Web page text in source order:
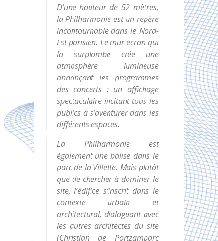
D’une hauteur de 52 mètres,
la Philharmonie est un repère
incontournable dans le Nord-
Est parisien. Le mur-écran qui
la surplombe crée une
atmosphère lumineuse
annonçant les programmes
des concerts : un affichage
spectaculaire incitant tous les
publics à s’aventurer dans les
différents espaces.
La Philharmonie est
également une balise dans le
parc de la Villette. Mais plutôt
que de chercher à dominer le
site, l’édifice s’inscrit dans le
contexte urbain et
architectural, dialoguant avec
les autres architectes du site
(Christian de Portzamparc